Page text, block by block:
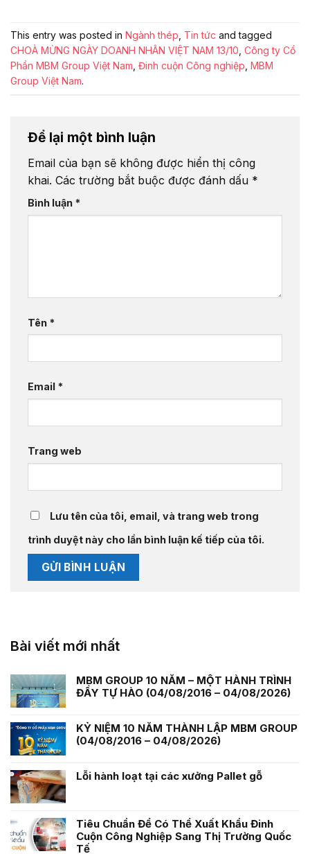
This entry was posted in Ngành thép Tin tức and tagged
CHOÀ MỪNG NGÀY DOANH NHÂN VIỆT NAM 13/10 Công ty Cổ
Phần MBM Group Việt Nam Đinh cuộn Công nghiệp MBM
Group Việt Nam.
Để lại một bình luận
Email của bạn sẽ không được hiển thị công
khai. Các trường bắt buộc được đánh dấu *
Bình luận *
Tên *
Email *
Trang web
Lưu tên của tôi, email, và trang web trong
trình duyệt này cho lần bình luận kế tiếp của tôi.
Bài viết mới nhất
MBM GROUP 10 NĂM – MỘT HÀNH TRÌNH
ĐẦY TỰ HÀO (04/08/2016 – 04/08/2026)
KỶ NIỆM 10 NĂM THÀNH LẬP MBM GROUP
(04/08/2016 – 04/08/2026)
Lỗi hành loạt tại các xưởng Pallet gỗ
Tiêu Chuẩn Để Có Thể Xuất Khẩu Đinh
Cuộn Công Nghiệp Sang Thị Trường Quốc
Tế